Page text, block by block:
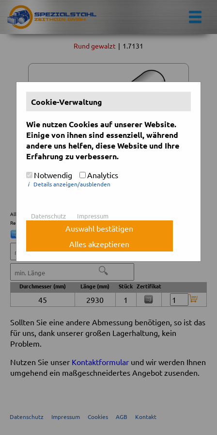
Rund gewalzt | 1.7131
Rund gewalzt | 1.7131
Alle aufgeführten Maße sind ca. Maße, sodass Toleranzen (-0/+5mm) bei den
Reststücken möglich sind.
= Zertifikat verfügbar = Zertifikat nicht verfügbar
🔍
🔍
Durchmesser (mm) Länge (mm) Stück Zertifikat
45 2930 1
Sollten Sie eine andere Abmessung benötigen, so ist das
für uns, dank unserer großen Lagerhaltung, kein
Problem.
Nutzen Sie unser Kontaktformularund wir werden Ihnen
umgehend ein maßgeschneidertes Angebot zusenden.
Datenschutz Impressum Cookies AGB Kontakt
Cookie-Verwaltung
Wie nutzen Cookies auf unserer Website.
Einige von ihnen sind essenziell, während
andere uns helfen, diese Website und Ihre
Erfahrung zu verbessern.
Notwendig Analytics
i Details anzeigen/ausblenden
Datenschutz Impressum
Auswahl bestätigen
Alles akzeptieren